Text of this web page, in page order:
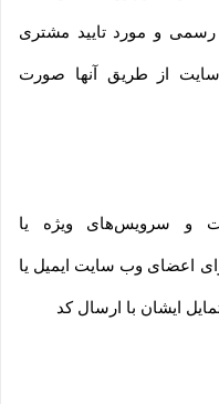
رسمی و مورد تایید مشتری
از طریق آنها صورت
و سرویس‌های ویژه یا
اعضای وب سایت ایمیل یا
ایشان با ارسال کد